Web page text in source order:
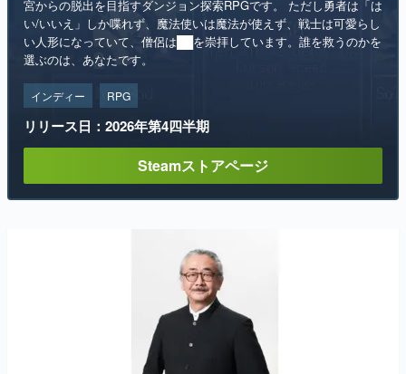
宮からの脱出を目指すダンジョン探索RPGです。 ただし勇者は「は
い/いいえ」しか喋れず、魔法使いは魔法が使えず、戦士は可愛らし
い人形になっていて、僧侶は██を崇拝しています。誰を救うのかを
選ぶのは、あなたです。
インディー RPG
リリース日：2026年第4四半期
Steamストアページ